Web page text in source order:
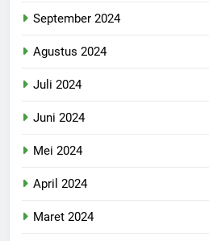
September 2024
Agustus 2024
Juli 2024
Juni 2024
Mei 2024
April 2024
Maret 2024